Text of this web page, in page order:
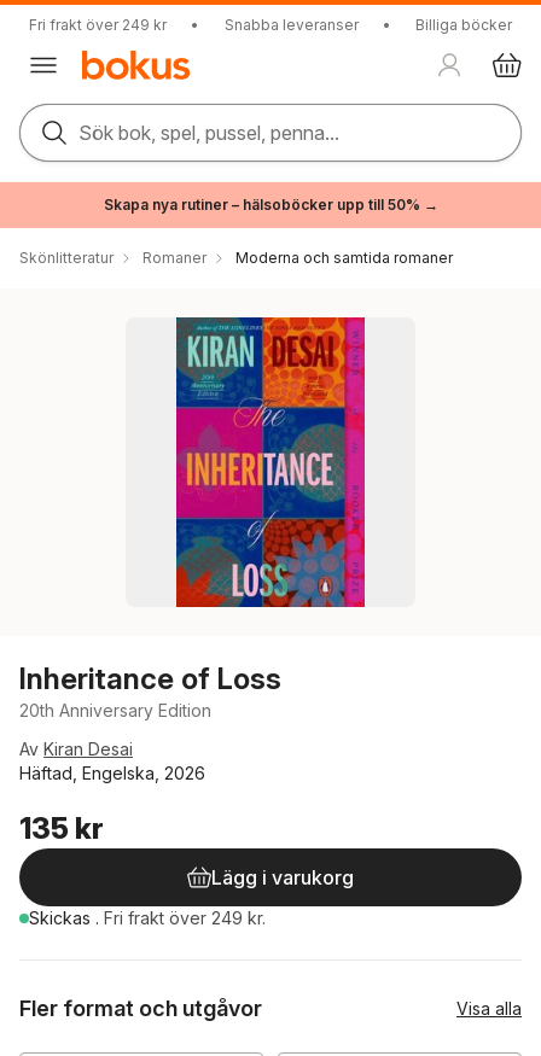
Fri frakt över 249 kr • Snabba leveranser • Billiga böcker
Sök bok, spel, pussel, penna...
Skapa nya rutiner – hälsoböcker upp till 50% →
Skönlitteratur Romaner Moderna och samtida romaner
Inheritance of Loss
20th Anniversary Edition
Av Kiran Desai
Häftad, Engelska, 2026
135 kr
Lägg i varukorg
Skickas . Fri frakt över 249 kr.
Fler format och utgåvor Visa alla